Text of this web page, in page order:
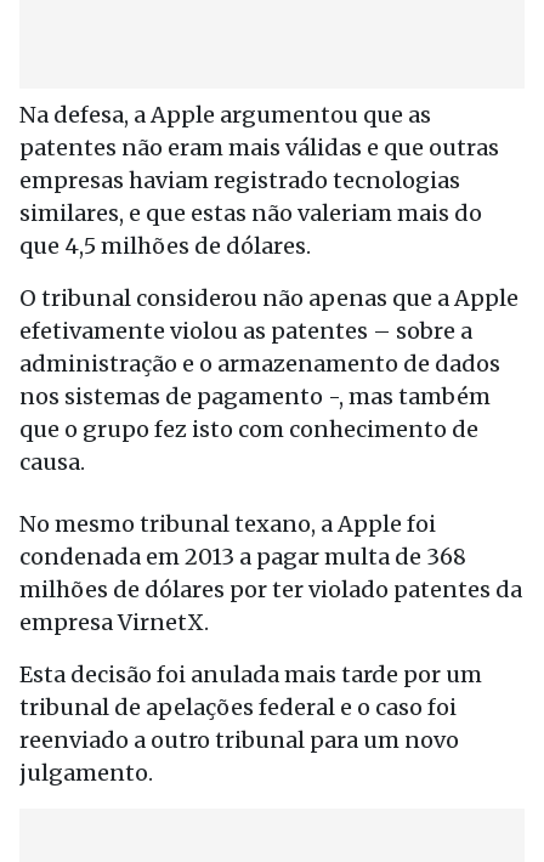
Na defesa, a Apple argumentou que as
patentes não eram mais válidas e que outras
empresas haviam registrado tecnologias
similares, e que estas não valeriam mais do
que 4,5 milhões de dólares.
O tribunal considerou não apenas que a Apple
efetivamente violou as patentes – sobre a
administração e o armazenamento de dados
nos sistemas de pagamento -, mas também
que o grupo fez isto com conhecimento de
causa.
No mesmo tribunal texano, a Apple foi
condenada em 2013 a pagar multa de 368
milhões de dólares por ter violado patentes da
empresa VirnetX.
Esta decisão foi anulada mais tarde por um
tribunal de apelações federal e o caso foi
reenviado a outro tribunal para um novo
julgamento.